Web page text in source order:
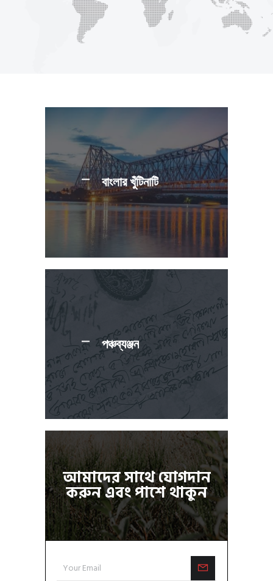
বাংলার খুঁটিনাটি
পঞ্চব্যঞ্জন
আমাদের সাথে যোগদান
করুন এবং পাশে থাকুন